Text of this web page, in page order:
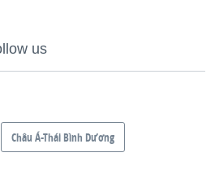
us
Châu Á-Thái Bình Dương